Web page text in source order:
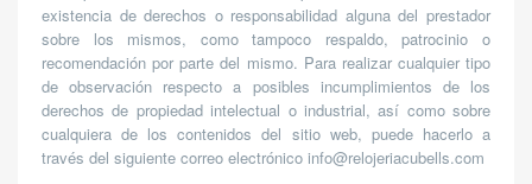
existencia de derechos o responsabilidad alguna del prestador
sobre los mismos, como tampoco respaldo, patrocinio o
recomendación por parte del mismo. Para realizar cualquier tipo
de observación respecto a posibles incumplimientos de los
derechos de propiedad intelectual o industrial, así como sobre
cualquiera de los contenidos del sitio web, puede hacerlo a
través del siguiente correo electrónico info@relojeriacubells.com